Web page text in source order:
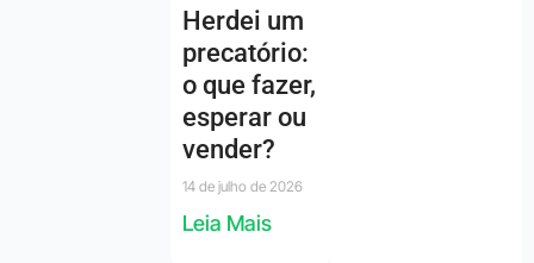
Herdei um
precatório:
o que fazer,
esperar ou
vender?
14 de julho de 2026
Leia Mais